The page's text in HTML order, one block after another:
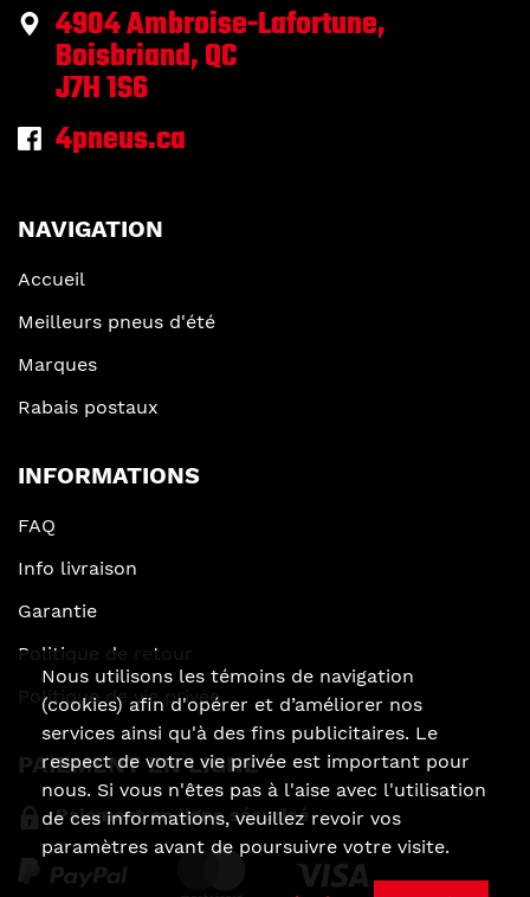
4904 Ambroise-Lafortune,
Boisbriand, QC
J7H 1S6
4pneus.ca
NAVIGATION
Accueil
Meilleurs pneus d'été
Marques
Rabais postaux
INFORMATIONS
FAQ
Info livraison
Garantie
Politique de retour
Politique de vie privée
PAIEMENT EN LIGNE
Paiement en ligne sécurisé
Nous utilisons les témoins de navigation
(cookies) afin d'opérer et d’améliorer nos
services ainsi qu'à des fins publicitaires. Le
respect de votre vie privée est important pour
nous. Si vous n'êtes pas à l'aise avec l'utilisation
de ces informations, veuillez revoir vos
paramètres avant de poursuivre votre visite.